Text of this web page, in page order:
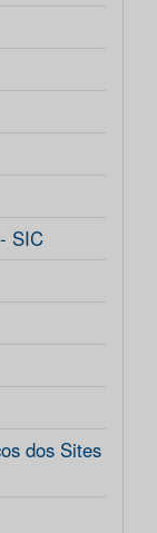
SIC
dos Sites